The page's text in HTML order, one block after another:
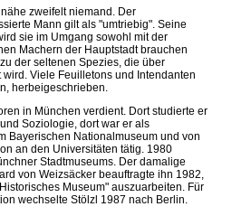
zweifelt niemand. Der
Mann gilt als "umtriebig". Seine
sie im Umgang sowohl mit der
Machern der Hauptstadt brauchen
der seltenen Spezies, die über
Viele Feuilletons und Intendanten
herbeigeschrieben.
in München verdient. Dort studierte er
Soziologie, dort war er als
Bayerischen Nationalmuseum und von
an den Universitäten tätig. 1980
Stadtmuseums. Der damalige
von Weizsäcker beauftragte ihn 1982,
Museum" auszuarbeiten. Für
wechselte Stölzl 1987 nach Berlin.